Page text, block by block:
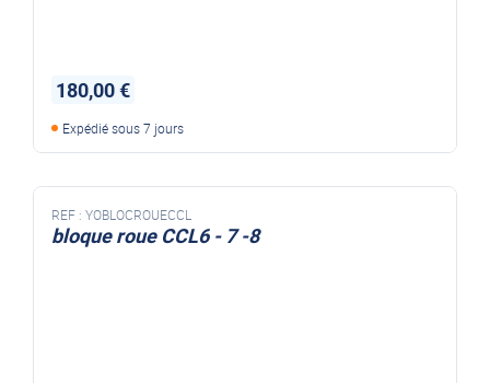
180,00 €
Expédié sous 7 jours
REF : YOBLOCROUECCL
bloque roue CCL6 - 7 -8